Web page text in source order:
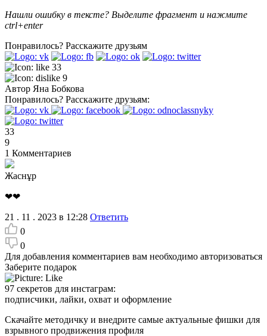
Нашли ошибку в тексте? Выделите фрагмент и нажмите
ctrl+enter
Понравилось? Расскажите друзьям
33
9
Автор Яна Бобкова
Понравилось? Расскажите друзьям:
33
9
1 Комментариев
Жаснұр
❤❤
21 . 11 . 2023 в 12:28 Ответить
0
0
Для добавления комментариев вам необходимо авторизоваться
Заберите подарок
97 секретов для инстаграм:
подписчики, лайки, охват и оформление
Скачайте методичку и внедрите самые актуальные фишки для
взрывного продвижения профиля